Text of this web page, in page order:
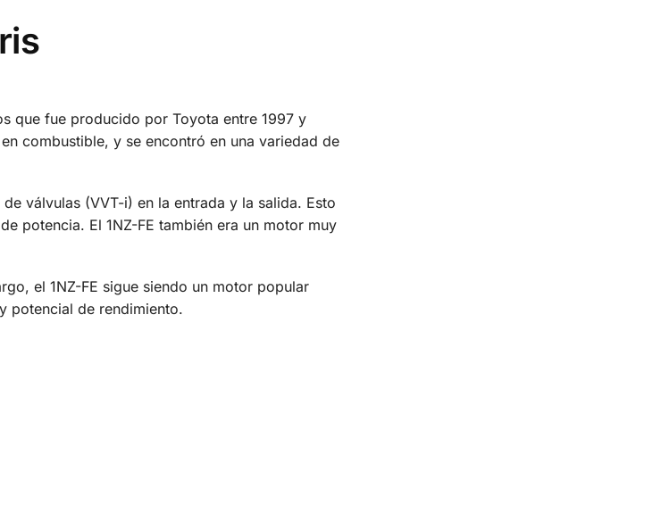
que fue producido por Toyota entre 1997 y
combustible, y se encontró en una variedad de
válvulas (VVT-i) en la entrada y la salida. Esto
potencia. El 1NZ-FE también era un motor muy
el 1NZ-FE sigue siendo un motor popular
potencial de rendimiento.